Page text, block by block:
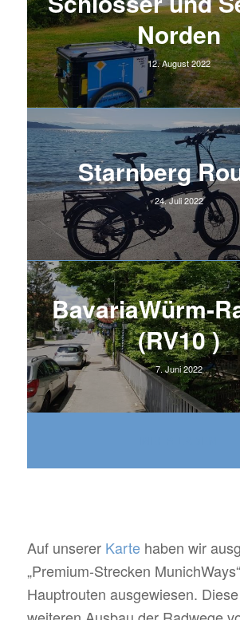
Norden
12. August 2022
Starnberg
24. Juli 2022
BavariaWürm-
(RV10 )
7. Juni 2022
Auf unserer Kartehaben wir
„Premium-Strecken
Hauptrouten ausgewiesen.